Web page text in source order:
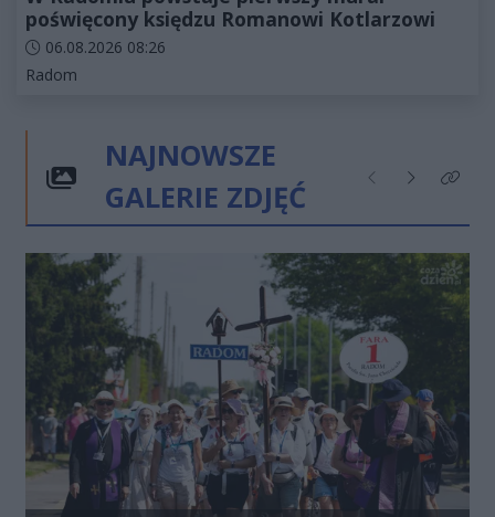
poświęcony księdzu Romanowi Kotlarzowi
Data dodania artykułu:
06.08.2026 08:26
Kategorie artykułu:
Radom
NAJNOWSZE
GALERIE ZDJĘĆ
Poprzednie
NastępneKliknij